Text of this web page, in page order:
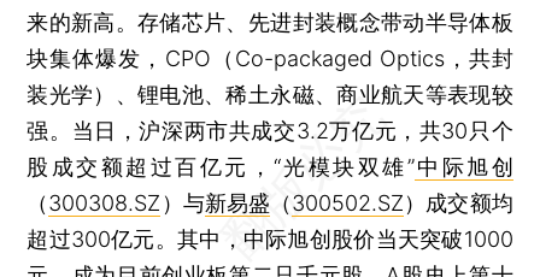
来的新高。存储芯片、先进封装概念带动半导体板
块集体爆发，CPO（Co-packaged Optics，共封
装光学）、锂电池、稀土永磁、商业航天等表现较
强。当日，沪深两市共成交3.2万亿元，共30只个
股成交额超过百亿元，“光模块双雄”中际旭创
（300308.SZ ）与新易盛 （300502.SZ）成交额均
超过300亿元。其中，中际旭创股价当天突破1000